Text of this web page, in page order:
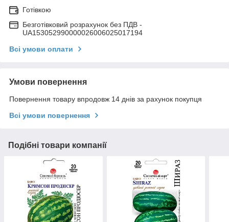
Готівкою
Безготівковий розрахунок без ПДВ -
UA153052990000026006025017194
Всі умови оплати
Умови повернення
Повернення товару впродовж 14 днів за рахунок покупця
Всі умови повернення
Подібні товари компанії